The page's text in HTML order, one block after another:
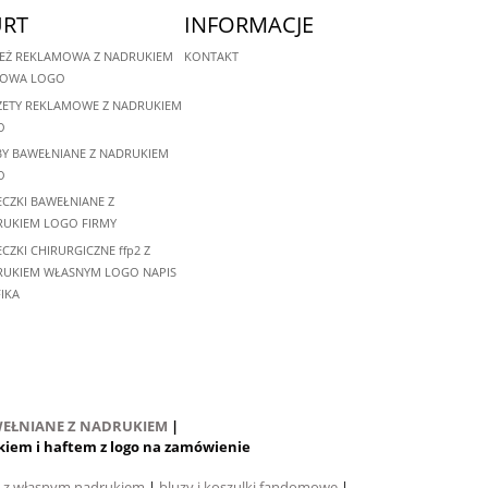
REKLAMOWA Z NADRUKIEM
LOGO
REKLAMOWE Z NADRUKIEM
BAWEŁNIANE Z NADRUKIEM
BAWEŁNIANE Z
LOGO FIRMY
CHIRURGICZNE ffp2 Z
WŁASNYM LOGO NAPIS
INFORMACJE
KONTAKT
Z NADRUKIEM |
i haftem z logo na zamówienie